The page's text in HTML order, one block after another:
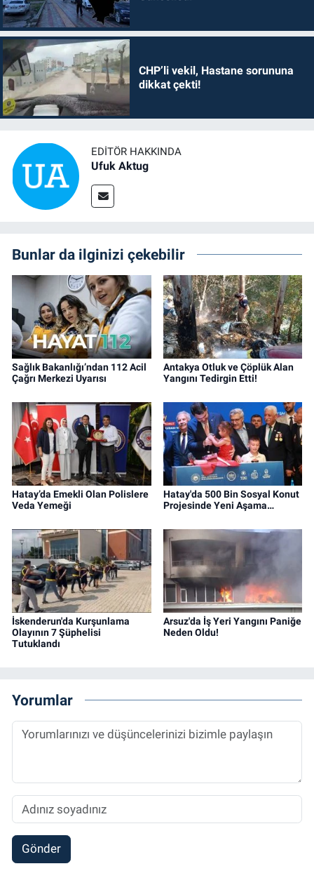
CHP’li vekil, Hastane sorununa
dikkat çekti!
EDITÖR HAKKINDA
Ufuk Aktug
Bunlar da ilginizi çekebilir
Sağlık Bakanlığı’ndan 112 Acil
Çağrı Merkezi Uyarısı
Antakya Otluk ve Çöplük Alan
Yangını Tedirgin Etti!
Hatay’da Emekli Olan Polislere
Veda Yemeği
Hatay'da 500 Bin Sosyal Konut
Projesinde Yeni Aşama…
İskenderun'da Kurşunlama
Olayının 7 Şüphelisi
Tutuklandı
Arsuz'da İş Yeri Yangını Paniğe
Neden Oldu!
Yorumlar
Gönder